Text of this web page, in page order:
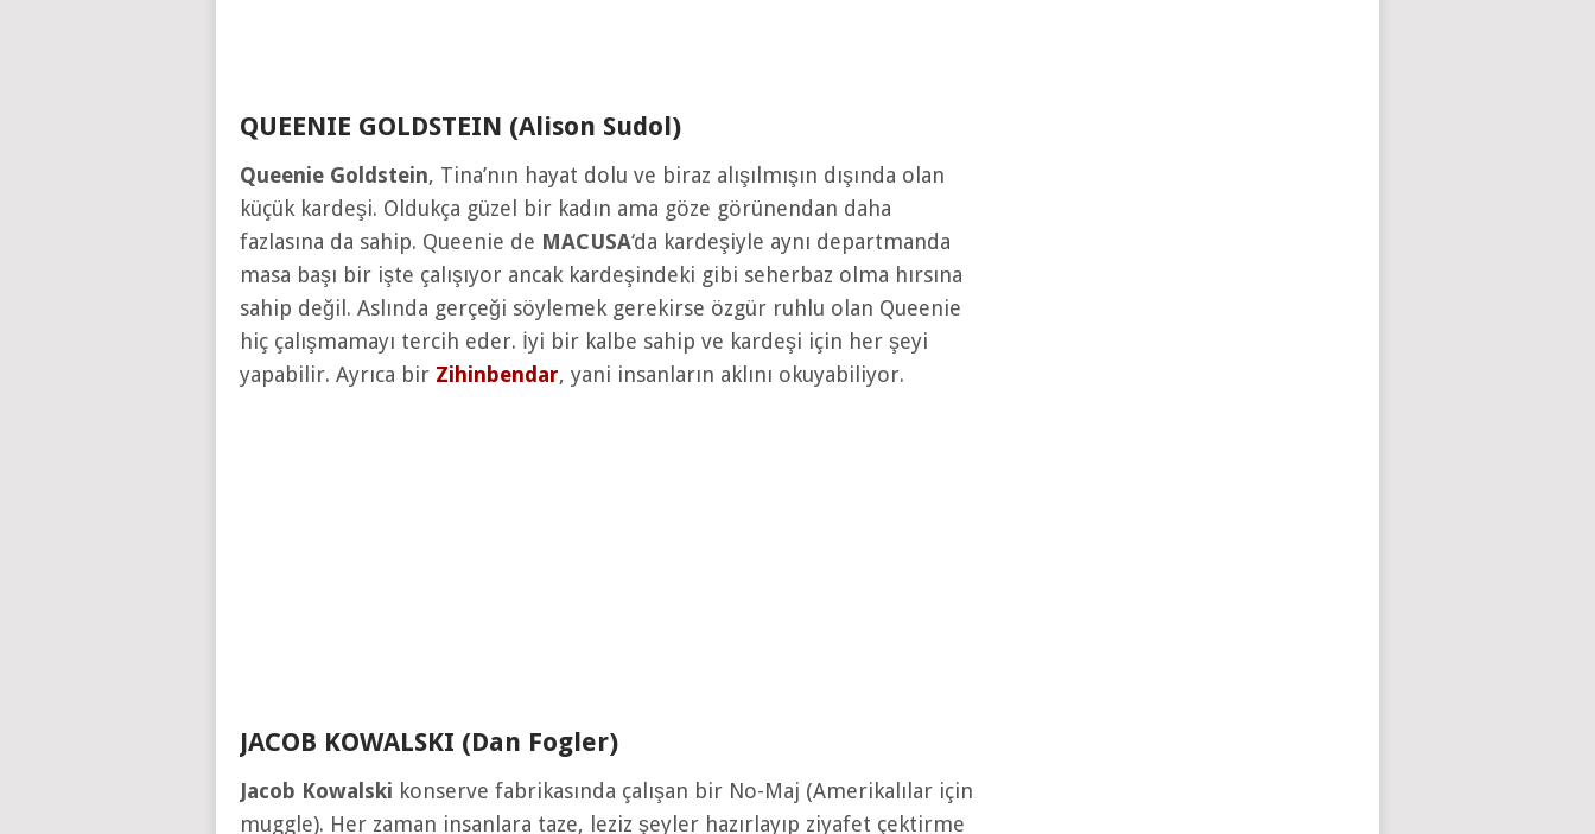
QUEENIE GOLDSTEIN (Alison Sudol)
Queenie Goldstein, Tina’nın hayat dolu ve biraz alışılmışın dışında olan
küçük kardeşi. Oldukça güzel bir kadın ama göze görünendan daha
fazlasına da sahip. Queenie de MACUSA‘da kardeşiyle aynı departmanda
masa başı bir işte çalışıyor ancak kardeşindeki gibi seherbaz olma hırsına
sahip değil. Aslında gerçeği söylemek gerekirse özgür ruhlu olan Queenie
hiç çalışmamayı tercih eder. İyi bir kalbe sahip ve kardeşi için her şeyi
yapabilir. Ayrıca bir Zihinbendar, yani insanların aklını okuyabiliyor.
JACOB KOWALSKI (Dan Fogler)
Jacob Kowalski konserve fabrikasında çalışan bir No-Maj (Amerikalılar için
muggle). Her zaman insanlara taze, leziz şeyler hazırlayıp ziyafet çektirme